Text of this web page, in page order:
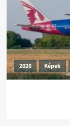
2026 Képek